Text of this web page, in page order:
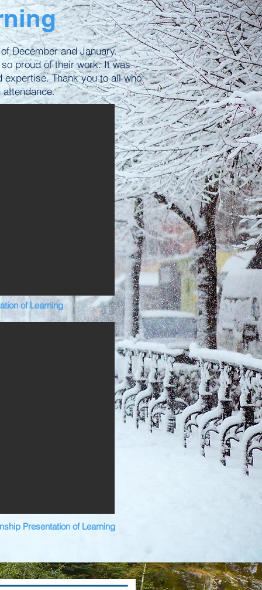
December and January.
proud of their work. It was
Thank you to all who
attendance.
of Learning
Presentation of Learning